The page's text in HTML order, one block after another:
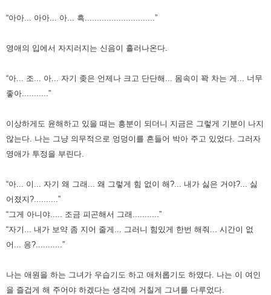
“아아... 아아... 아... 흑.............................”
영애의 입에서 자지러지는 신음이 흘러나온다.
“아... 조... 아... 자기 좆은 언제나 크고 단단해... 몸속이 꽉 차는 게... 너무
좋아...........”
이상하게도 윤해하고 있을 때는 흥분이 되더니 지금은 그렇게 기분이 나지
않는다. 나는 그냥 의무적으로 엉덩이를 흔들어 박아 주고 있었다. 그러자
영애가 투정을 부린다.
“아... 이... 자기 왜 그래... 왜 그렇게 힘 없이 해?... 내가 싫은 거야?... 싫
어졌지?..........”
“그게 아니야..... 조금 피곤해서 그래...........”
“자기... 내가 보약 좀 지어 줄게... 그러니 힘있게 한번 해줘... 시간이 없
어... 응?...........”
나는 애원을 하는 그녀가 우습기도 하고 애처롭기도 하였다. 나는 이 여인
을 즐겁게 해 주어야 하겠다는 생각에 거칠게 그녀를 다루었다.